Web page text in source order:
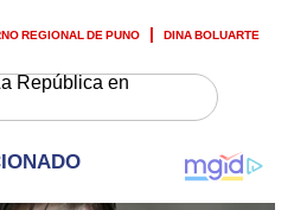
REGIONAL DE PUNO DINA BOLUARTE
República en